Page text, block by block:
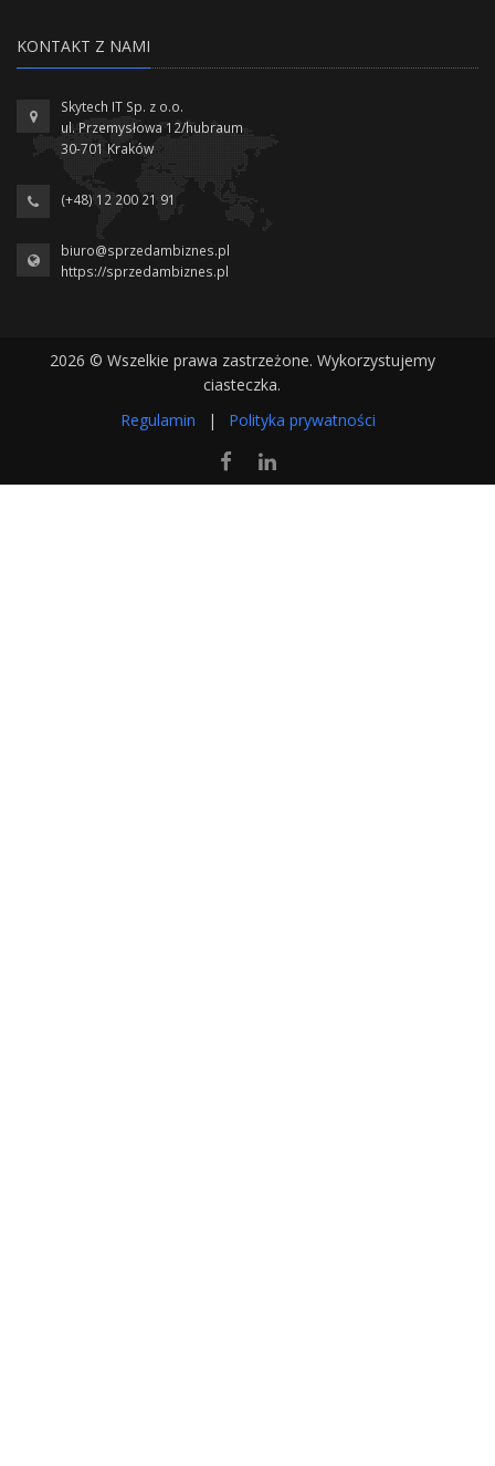
KONTAKT Z NAMI
Skytech IT Sp. z o.o.
ul. Przemysłowa 12/hubraum
30-701 Kraków
(+48) 12 200 21 91
biuro@sprzedambiznes.pl
https://sprzedambiznes.pl
2026 © Wszelkie prawa zastrzeżone. Wykorzystujemy
ciasteczka.
Regulamin
| Polityka prywatności